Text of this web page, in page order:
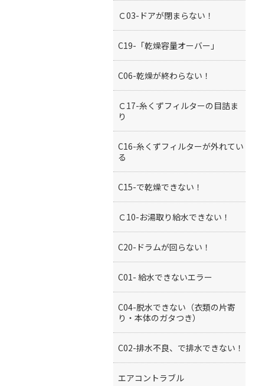
Ｃ03-ドアが閉まらない！
C19-「乾燥容量オーバー」
C06-乾燥が終わらない！
Ｃ17-糸くずフィルターの目詰ま
り
C16-糸くずフィルターが外れてい
る
C15-で乾燥できない！
Ｃ10-お湯取り給水できない！
C20-ドラムが回らない！
C01- 給水できないエラー
C04-脱水できない（衣類の片寄
り・本体のガタつき）
C02-排水不良、で排水できない！
エアコントラブル